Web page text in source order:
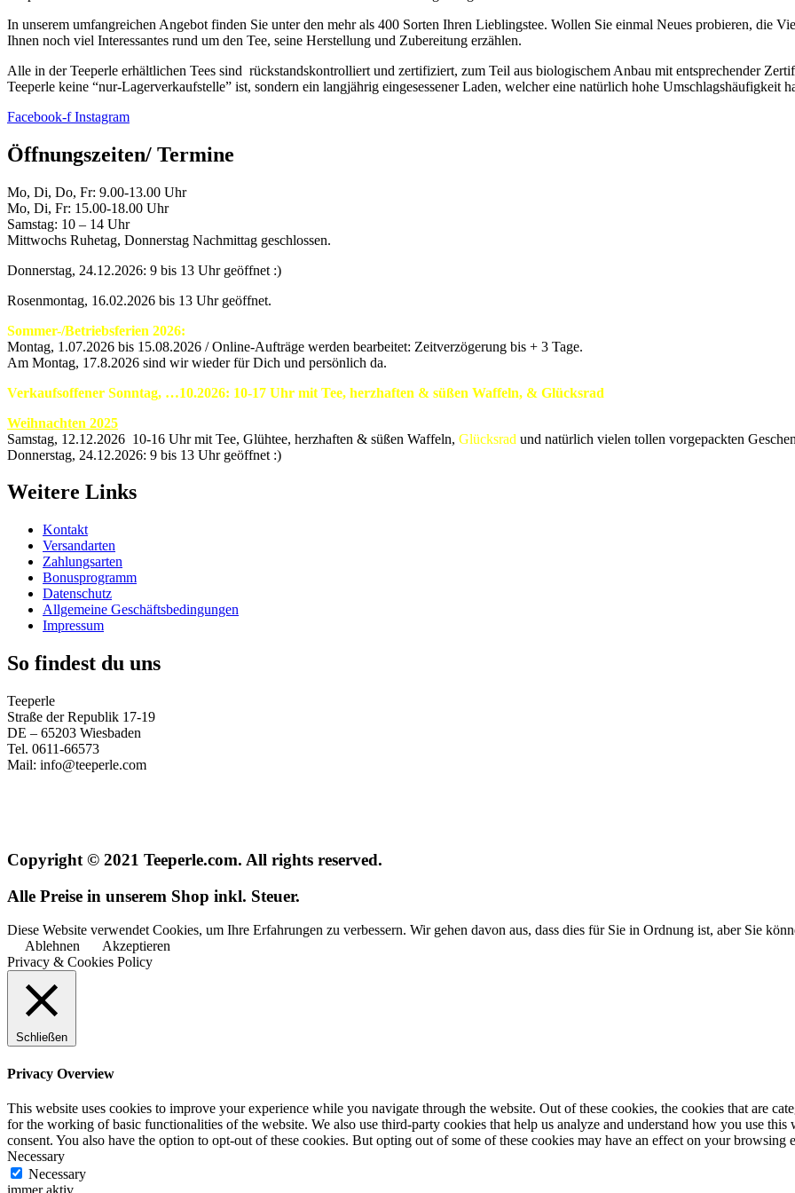
In unserem umfangreichen Angebot finden Sie unter den mehr als 400 Sorten Ihren Lieblingstee. Wollen Sie einmal Neues probieren, die
Ihnen noch viel Interessantes rund um den Tee, seine Herstellung und Zubereitung erzählen.
Alle in der Teeperle erhältlichen Tees sind rückstandskontrolliert und zertifiziert, zum Teil aus biologischem Anbau mit entsprechender
Teeperle keine “nur-Lagerverkaufstelle” ist, sondern ein langjährig eingesessener Laden, welcher eine natürlich hohe Umschlagshäufigkeit
Facebook-f Instagram
Öffnungszeiten/ Termine
Mo, Di, Do, Fr: 9.00-13.00 Uhr
Mo, Di, Fr: 15.00-18.00 Uhr
Samstag: 10 – 14 Uhr
Mittwochs Ruhetag, Donnerstag Nachmittag geschlossen.
Donnerstag, 24.12.2026: 9 bis 13 Uhr geöffnet :)
Rosenmontag, 16.02.2026 bis 13 Uhr geöffnet.
Sommer-/Betriebsferien 2026:
Montag, 1.07.2026 bis 15.08.2026 / Online-Aufträge werden bearbeitet: Zeitverzögerung bis + 3 Tage.
Am Montag, 17.8.2026 sind wir wieder für Dich und persönlich da.
Verkaufsoffener Sonntag, …10.2026: 10-17 Uhr mit Tee, herzhaften & süßen Waffeln, & Glücksrad
Weihnachten 2025
Samstag, 12.12.2026 10-16 Uhr mit Tee, Glühtee, herzhaften & süßen Waffeln, Glücksrad und natürlich vielen tollen vorgepackten
Donnerstag, 24.12.2026: 9 bis 13 Uhr geöffnet :)
Weitere Links
Kontakt
Versandarten
Zahlungsarten
Bonusprogramm
Datenschutz
Allgemeine Geschäftsbedingungen
Impressum
So findest du uns
Teeperle
Straße der Republik 17-19
DE – 65203 Wiesbaden
Tel. 0611-66573
Mail: info@teeperle.com
Copyright © 2021 Teeperle.com. All rights reserved.
Alle Preise in unserem Shop inkl. Steuer.
Diese Website verwendet Cookies, um Ihre Erfahrungen zu verbessern. Wir gehen davon aus, dass dies für Sie in Ordnung ist, aber Sie
Ablehnen
Akzeptieren
Privacy & Cookies Policy
Schließen
Privacy Overview
This website uses cookies to improve your experience while you navigate through the website. Out of these cookies, the cookies that are
for the working of basic functionalities of the website. We also use third-party cookies that help us analyze and understand how you use
consent. You also have the option to opt-out of these cookies. But opting out of some of these cookies may have an effect on your browsing
Necessary
Necessary
immer aktiv